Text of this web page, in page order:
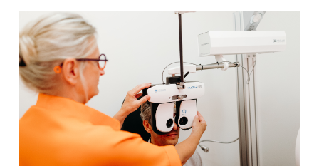
NIKE